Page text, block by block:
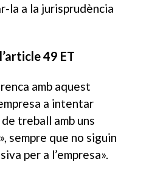
la a la jurisprudència
49 ET
amb aquest
a intentar
treball amb uns
sempre que no siguin
per a l’empresa».